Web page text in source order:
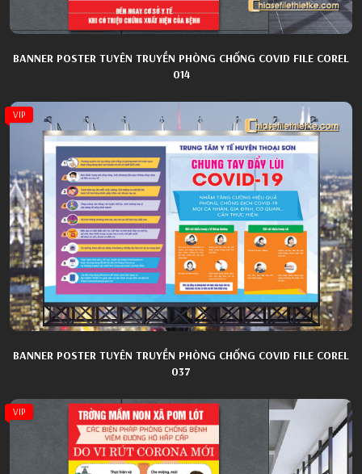
BANNER POSTER TUYÊN TRUYỀN PHÒNG CHỐNG COVID FILE COREL
014
VIP
BANNER POSTER TUYÊN TRUYỀN PHÒNG CHỐNG COVID FILE COREL
037
VIP